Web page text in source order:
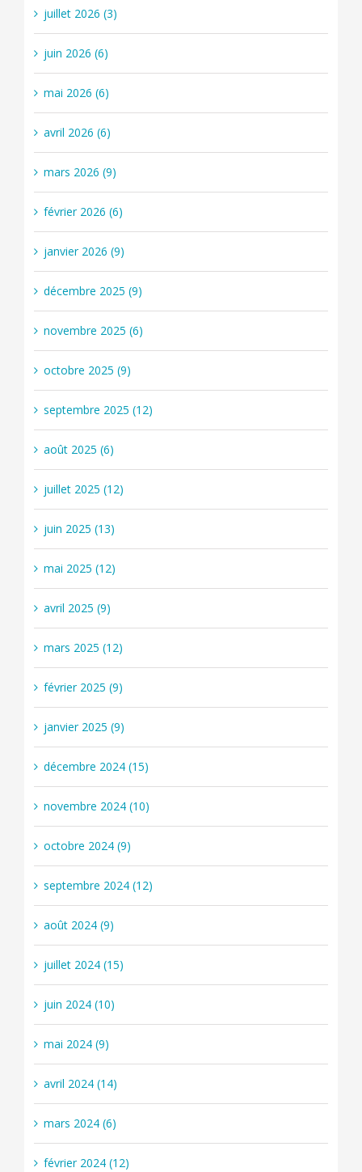
juillet 2026 (3)
juin 2026 (6)
mai 2026 (6)
avril 2026 (6)
mars 2026 (9)
février 2026 (6)
janvier 2026 (9)
décembre 2025 (9)
novembre 2025 (6)
octobre 2025 (9)
septembre 2025 (12)
août 2025 (6)
juillet 2025 (12)
juin 2025 (13)
mai 2025 (12)
avril 2025 (9)
mars 2025 (12)
février 2025 (9)
janvier 2025 (9)
décembre 2024 (15)
novembre 2024 (10)
octobre 2024 (9)
septembre 2024 (12)
août 2024 (9)
juillet 2024 (15)
juin 2024 (10)
mai 2024 (9)
avril 2024 (14)
mars 2024 (6)
février 2024 (12)